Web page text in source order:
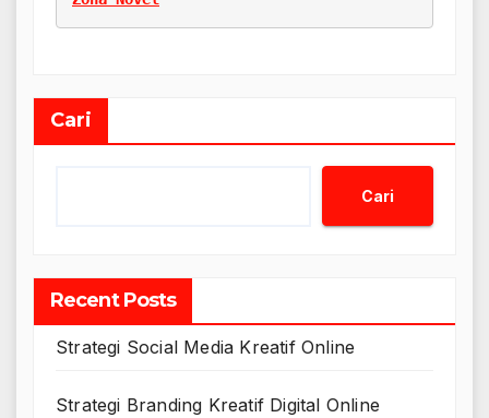
Cari
Cari
Recent Posts
Strategi Social Media Kreatif Online
Strategi Branding Kreatif Digital Online